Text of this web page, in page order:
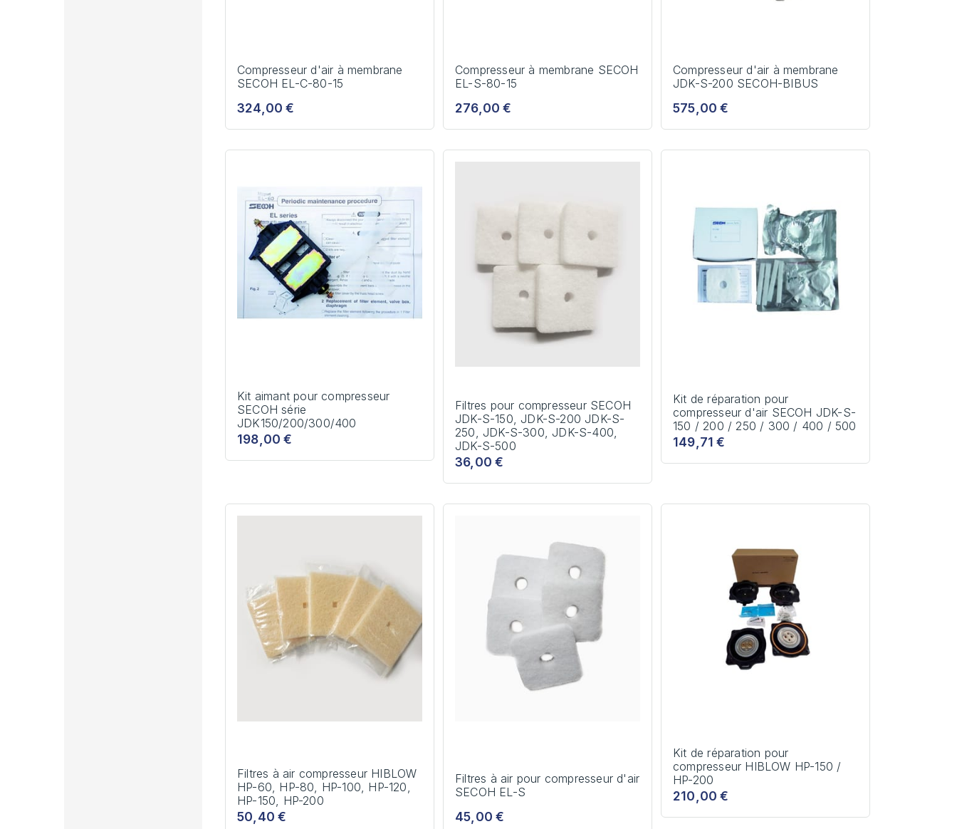
Compresseur d'air à membrane
SECOH EL-C-80-15
324,00 €
Compresseur à membrane SECOH
EL-S-80-15
276,00 €
Compresseur d'air à membrane
JDK-S-200 SECOH-BIBUS
575,00 €
Kit aimant pour compresseur
SECOH série
JDK150/200/300/400
198,00 €
Filtres pour compresseur SECOH
JDK-S-150, JDK-S-200 JDK-S-
250, JDK-S-300, JDK-S-400,
JDK-S-500
36,00 €
Kit de réparation pour
compresseur d'air SECOH JDK-S-
150 / 200 / 250 / 300 / 400 / 500
149,71 €
Filtres à air compresseur HIBLOW
HP-60, HP-80, HP-100, HP-120,
HP-150, HP-200
50,40 €
Filtres à air pour compresseur d'air
SECOH EL-S
45,00 €
Kit de réparation pour
compresseur HIBLOW HP-150 /
HP-200
210,00 €